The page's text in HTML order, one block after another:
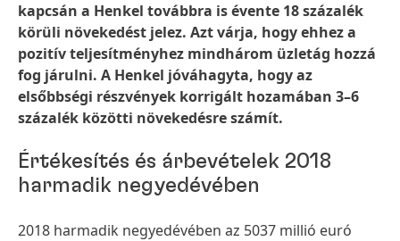
kapcsán a Henkel továbbra is évente 18 százalék
körüli növekedést jelez. Azt várja, hogy ehhez a
pozitív teljesítményhez mindhárom üzletág hozzá
fog járulni. A Henkel jóváhagyta, hogy az
elsőbbségi részvények korrigált hozamában 3–6
százalék közötti növekedésre számít.
Értékesítés és árbevételek 2018
harmadik negyedévében
2018 harmadik negyedévében az 5037 millió euró